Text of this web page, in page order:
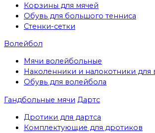
Корзины для мячей
Обувь для большого тенниса
Стенки-сетки
Волейбол
Мячи волейбольные
Наколенники и налокотники для
Обувь для волейбола
Гандбольные мячи Дартс
Дротики для дартса
Комплектующие для дротиков